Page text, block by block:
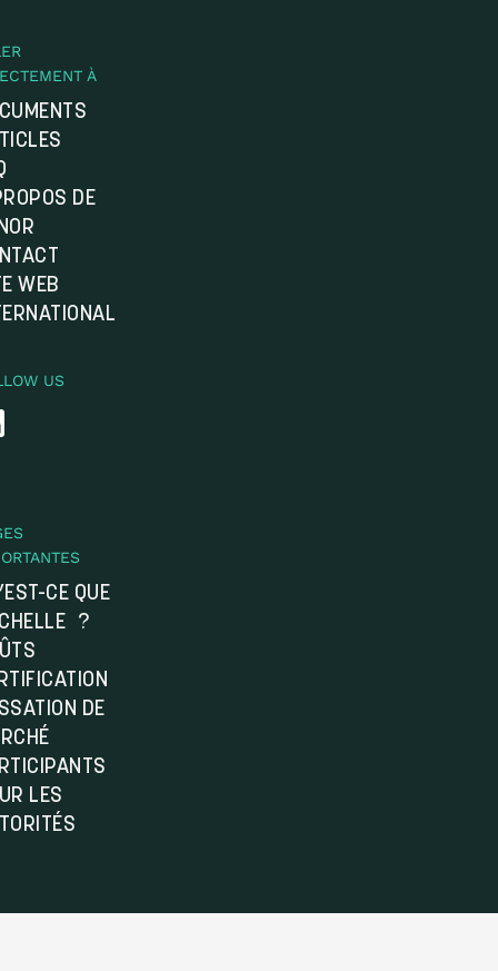
À
DE
WEB
US
CE QUE
?
DE
LES